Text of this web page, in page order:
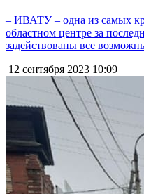
– ИВАТУ – одна из самых
областном центре за
задействованы все
12 сентября 2023 10:09